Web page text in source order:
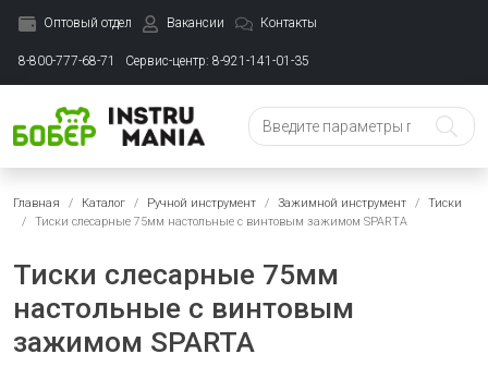
Оптовый отдел Вакансии Контакты
8-800-777-68-71 Сервис-центр: 8-921-141-01-35
Главная Каталог Ручной инструмент Зажимной инструмент
Тиски
Тиски слесарные 75мм настольные с винтовым зажимом SPARTA
Тиски слесарные 75мм
настольные с винтовым
зажимом SPARTA